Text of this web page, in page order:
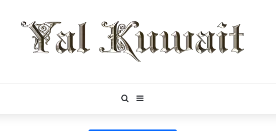
إضافة عمود جانبي
بحث عن